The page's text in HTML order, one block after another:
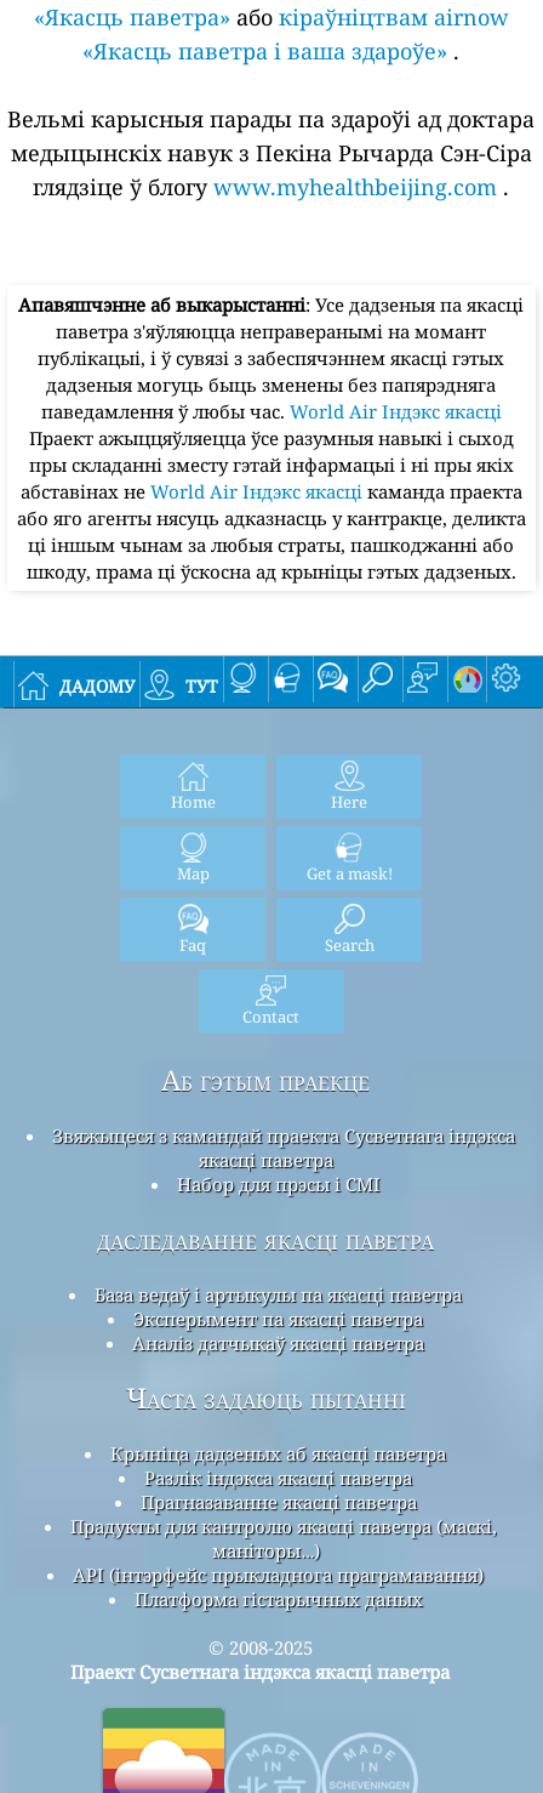
«Якасць паветра» або кіраўніцтвам airnow
«Якасць паветра і ваша здароўе» .
Вельмі карысныя парады па здароўі ад доктара
медыцынскіх навук з Пекіна Рычарда Сэн-Сіра
глядзіце ў блогуwww.myhealthbeijing.com .
Апавяшчэнне аб выкарыстанні: Усе дадзеныя па якасці
паветра з'яўляюцца неправеранымі на момант
публікацыі, і ў сувязі з забеспячэннем якасці гэтых
дадзеныя могуць быць зменены без папярэдняга
паведамлення ў любы час. World Air Індэкс якасці
Праект ажыццяўляецца ўсе разумныя навыкі і сыход
пры складанні зместу гэтай інфармацыі і ні пры якіх
абставінах не World Air Індэкс якасці каманда праекта
або яго агенты нясуць адказнасць у кантракце, деликта
ці іншым чынам за любыя страты, пашкоджанні або
шкоду, прама ці ўскосна ад крыніцы гэтых дадзеных.
дадому тут
Home Here
Map Get a mask!
Faq Search
Contact
Аб гэтым праекце
Звяжыцеся з камандай праекта Сусветнага індэкса
якасці паветра
Набор для прэсы і СМІ
даследаванне якасці паветра
База ведаў і артыкулы па якасці паветра
Эксперымент па якасці паветра
Аналіз датчыкаў якасці паветра
Часта задаюць пытанні
Крыніца дадзеных аб якасці паветра
Разлік індэкса якасці паветра
Прагназаванне якасці паветра
Прадукты для кантролю якасці паветра (маскі,
маніторы…)
API (інтэрфейс прыкладнога праграмавання)
Платформа гістарычных даных
© 2008-2025
Праект Сусветнага індэкса якасці паветра